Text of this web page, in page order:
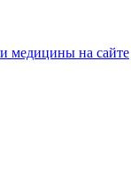
медицины на сайте